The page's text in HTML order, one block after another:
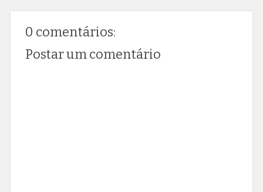
0 comentários:
Postar um comentário